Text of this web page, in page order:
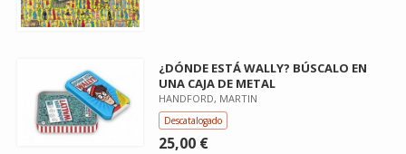
¿DÓNDE ESTÁ WALLY? BÚSCALO EN
UNA CAJA DE METAL
HANDFORD, MARTIN
Descatalogado
25,00 €